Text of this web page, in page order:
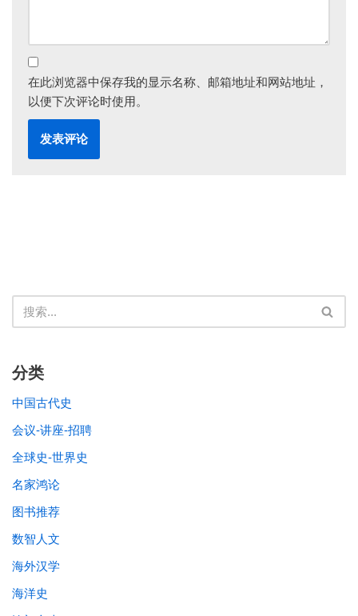
在此浏览器中保存我的显示名称、邮箱地址和网站地址，
以便下次评论时使用。
分类
中国古代史
会议-讲座-招聘
全球史-世界史
名家鸿论
图书推荐
数智人文
海外汉学
海洋史